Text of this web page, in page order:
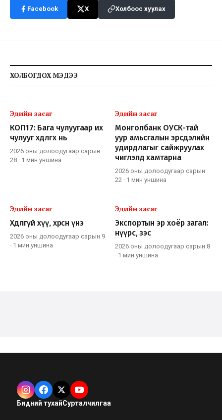
Facebook X Холбоос хуулах
ХОЛБОГДОХ МЭДЭЭ
Эдийн засаг
КОП17: Бага чулуугаар их
чулууг хөдөлгөх нь
2026 оны долоодугаар сарын
28 · 1 мин уншина
Эдийн засаг
Монголбанк ОУСК-тай
уур амьсгалын эрсдэлийн
удирдлагыг сайжруулах
чиглэлд хамтарна
2026 оны долоодугаар сарын
22 · 1 мин уншина
Эдийн засаг
Хөдлөөгүй хүү, хөөрсөн үнэ
2026 оны долоодугаар сарын 9
· 1 мин уншина
Эдийн засаг
Экспортын эр хоёр загал:
нүүрс, зэс
2026 оны долоодугаар сарын 8
· 1 мин уншина
Бидний тухайСурталчилгаа